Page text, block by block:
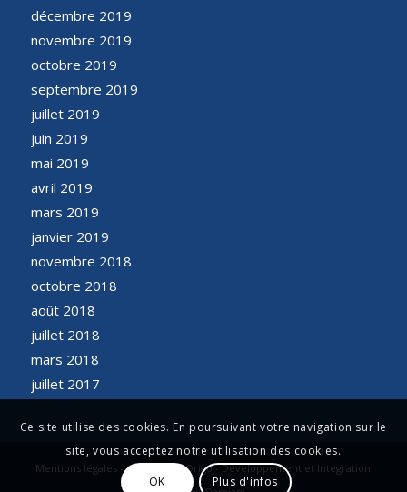
décembre 2019
novembre 2019
octobre 2019
septembre 2019
juillet 2019
juin 2019
mai 2019
avril 2019
mars 2019
janvier 2019
novembre 2018
octobre 2018
août 2018
juillet 2018
mars 2018
juillet 2017
Mentions légales - Conception Origo - Développement et Intégration
Ce site utilise des cookies. En poursuivant votre navigation sur le
site, vous acceptez notre utilisation des cookies.
OK Plus d'infos